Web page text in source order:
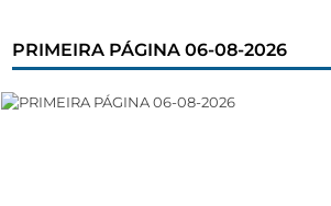
PRIMEIRA PÁGINA 06-08-2026